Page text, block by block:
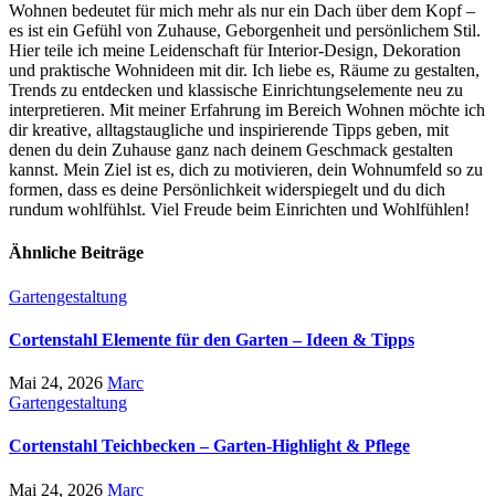
Wohnen bedeutet für mich mehr als nur ein Dach über dem Kopf –
es ist ein Gefühl von Zuhause, Geborgenheit und persönlichem Stil.
Hier teile ich meine Leidenschaft für Interior-Design, Dekoration
und praktische Wohnideen mit dir. Ich liebe es, Räume zu gestalten,
Trends zu entdecken und klassische Einrichtungselemente neu zu
interpretieren. Mit meiner Erfahrung im Bereich Wohnen möchte ich
dir kreative, alltagstaugliche und inspirierende Tipps geben, mit
denen du dein Zuhause ganz nach deinem Geschmack gestalten
kannst. Mein Ziel ist es, dich zu motivieren, dein Wohnumfeld so zu
formen, dass es deine Persönlichkeit widerspiegelt und du dich
rundum wohlfühlst. Viel Freude beim Einrichten und Wohlfühlen!
Ähnliche Beiträge
Gartengestaltung
Cortenstahl Elemente für den Garten – Ideen & Tipps
Mai 24, 2026 Marc
Gartengestaltung
Cortenstahl Teichbecken – Garten-Highlight & Pflege
Mai 24, 2026 Marc